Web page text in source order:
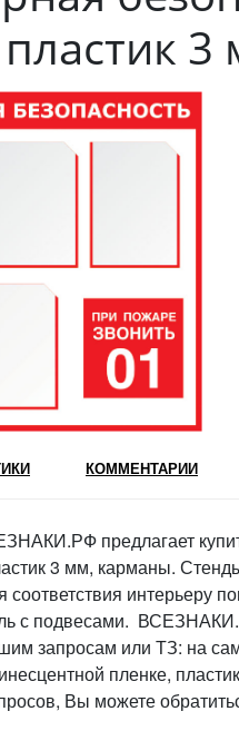
КОММЕНТАРИИ
предлагает
3 мм, карманы.
интерьеру
с подвесами.
запросам или ТЗ: на
пленке,
Вы можете